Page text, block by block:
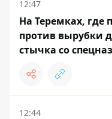
12:47
На Теремках, где
против вырубки
стычка со
12:44